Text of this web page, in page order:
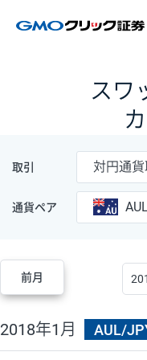
スワ
取引 対円通貨
通貨ペア
前月
2018年1月 AUL/